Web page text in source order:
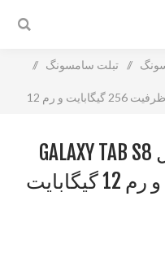
/ تبلت سامسونگ /
تبلت سامسونگ مدل Galaxy Tab S8 ظرفیت 256 گیگابایت و رم 12
تبلت سامسونگ مدل GALAXY TAB S8